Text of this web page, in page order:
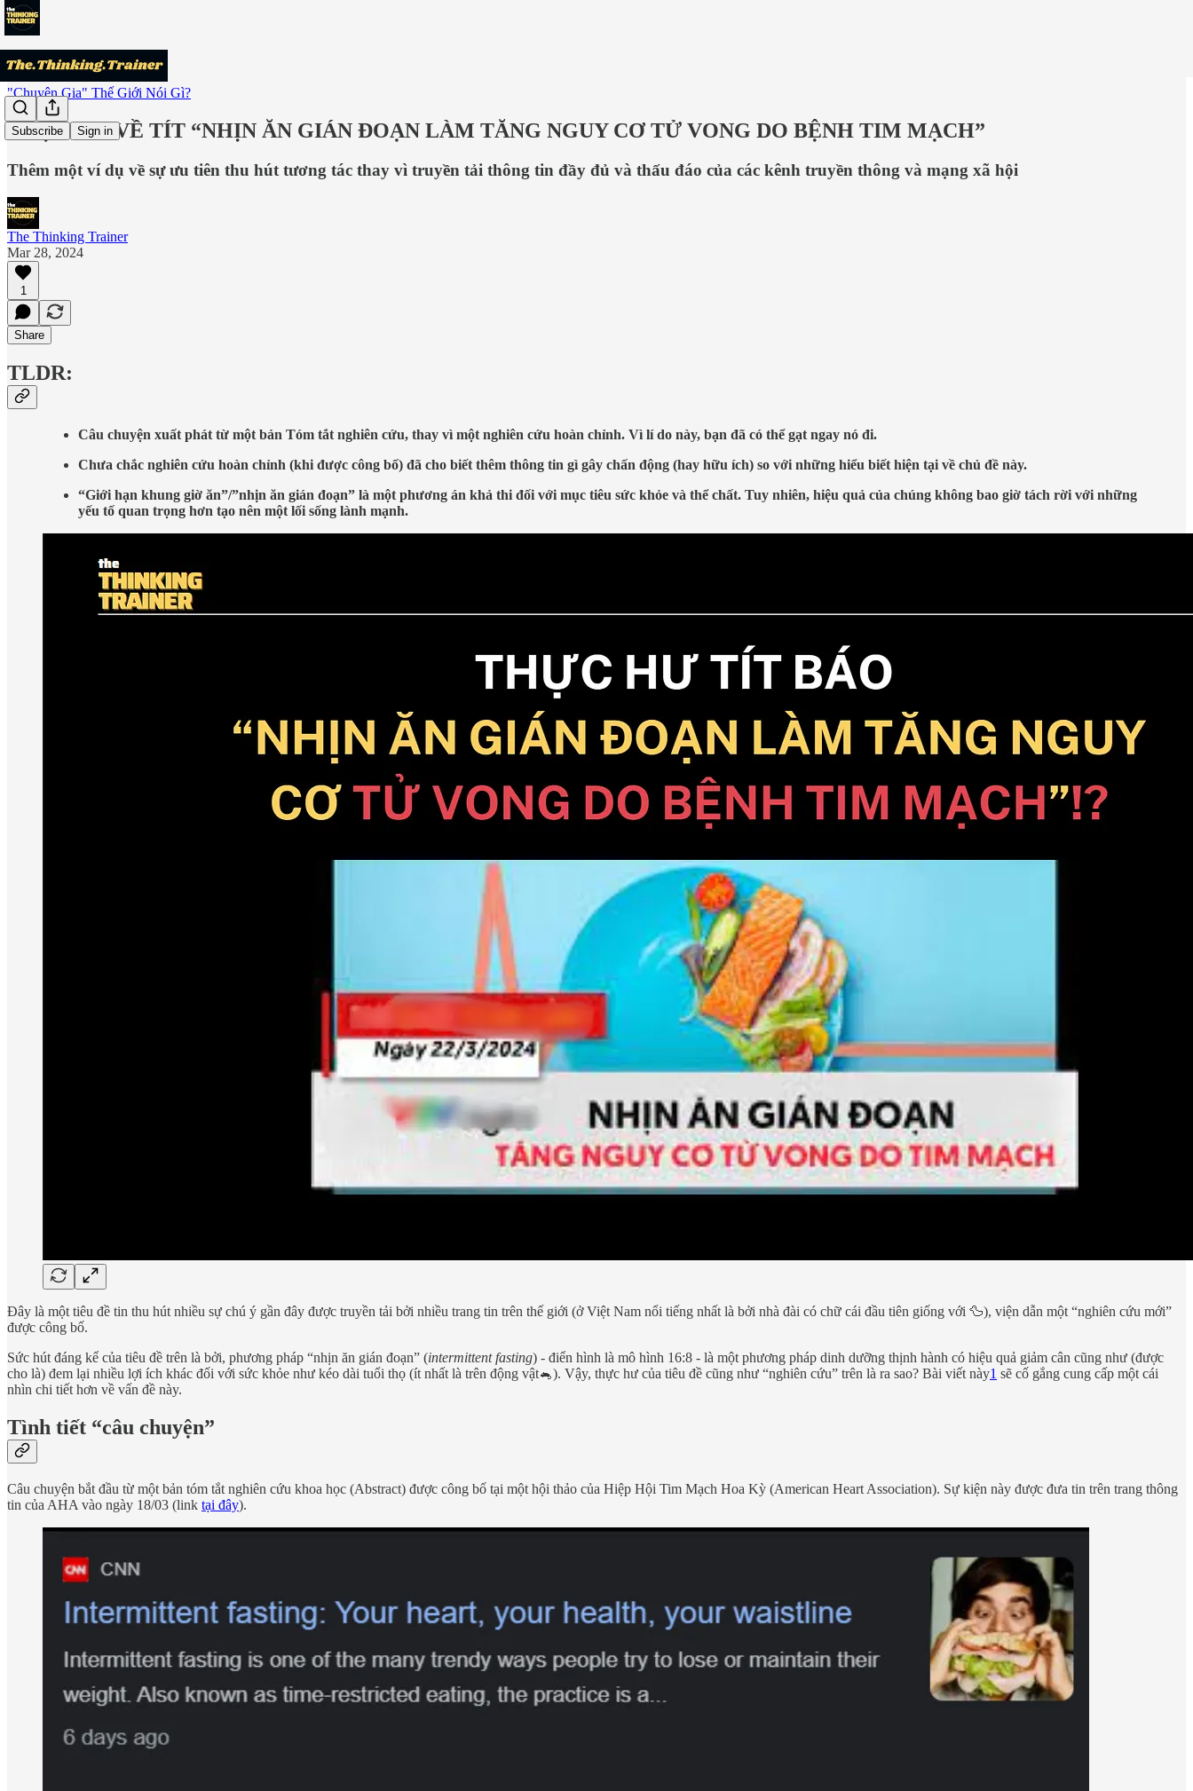
Subscribe Sign in
"Chuyên Gia" Thế Giới Nói Gì?
THỰC HƯ VỀ TÍT “NHỊN ĂN GIÁN ĐOẠN LÀM TĂNG NGUY CƠ TỬ VONG DO BỆNH TIM MẠCH”
Thêm một ví dụ về sự ưu tiên thu hút tương tác thay vì truyền tải thông tin đầy đủ và thấu đáo của các kênh truyền thông và mạng xã hội
The Thinking Trainer
Mar 28, 2024
1
Share
TLDR:
Câu chuyện xuất phát từ một bản Tóm tắt nghiên cứu, thay vì một nghiên cứu hoàn chỉnh. Vì lí do này, bạn đã có thể gạt ngay nó đi.
Chưa chắc nghiên cứu hoàn chỉnh (khi được công bố) đã cho biết thêm thông tin gì gây chấn động (hay hữu ích) so với những hiểu biết hiện tại về chủ đề này.
“Giới hạn khung giờ ăn”/”nhịn ăn gián đoạn” là một phương án khả thi đối với mục tiêu sức khỏe và thể chất. Tuy nhiên, hiệu quả của chúng không bao giờ tách rời với những
yếu tố quan trọng hơn tạo nên một lối sống lành mạnh.
Đây là một tiêu đề tin thu hút nhiều sự chú ý gần đây được truyền tải bởi nhiều trang tin trên thế giới (ở Việt Nam nổi tiếng nhất là bởi nhà đài có chữ cái đầu tiên giống với 🦆), viện dẫn một “nghiên cứu mới”
được công bố.
Sức hút đáng kể của tiêu đề trên là bởi, phương pháp “nhịn ăn gián đoạn” (intermittent fasting) - điển hình là mô hình 16:8 - là một phương pháp dinh dưỡng thịnh hành có hiệu quả giảm cân cũng như (được
cho là) đem lại nhiều lợi ích khác đối với sức khỏe như kéo dài tuổi thọ (ít nhất là trên động vật🐁). Vậy, thực hư của tiêu đề cũng như “nghiên cứu” trên là ra sao? Bài viết này1 sẽ cố gắng cung cấp một cái
nhìn chi tiết hơn về vấn đề này.
Tình tiết “câu chuyện”
Câu chuyện bắt đầu từ một bản tóm tắt nghiên cứu khoa học (Abstract) được công bố tại một hội thảo của Hiệp Hội Tim Mạch Hoa Kỳ (American Heart Association). Sự kiện này được đưa tin trên trang thông
tin của AHA vào ngày 18/03 (link tại đây).